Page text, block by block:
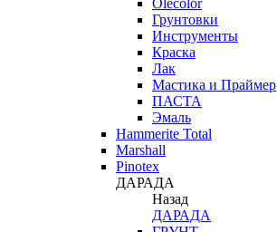
Грунтовки
Инструменты
Краска
Лак
Мастика и Праймер
ПАСТА
Эмаль
Hammerite Total
Marshall
Pinotex
ДАРАДА
Назад
ДАРАДА